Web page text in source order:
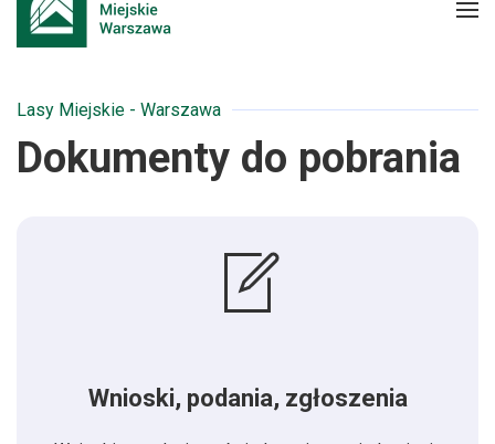
Lasy Miejskie - Warszawa
Dokumenty do pobrania
Wnioski, podania, zgłoszenia